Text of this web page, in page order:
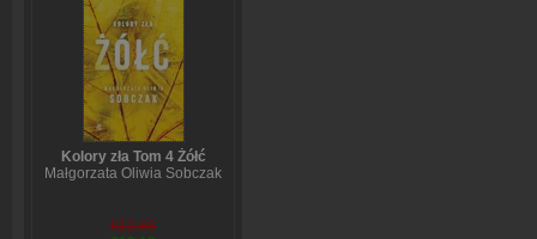
Kolory zła Tom 4 Żółć
Małgorzata Oliwia Sobczak
€12,68